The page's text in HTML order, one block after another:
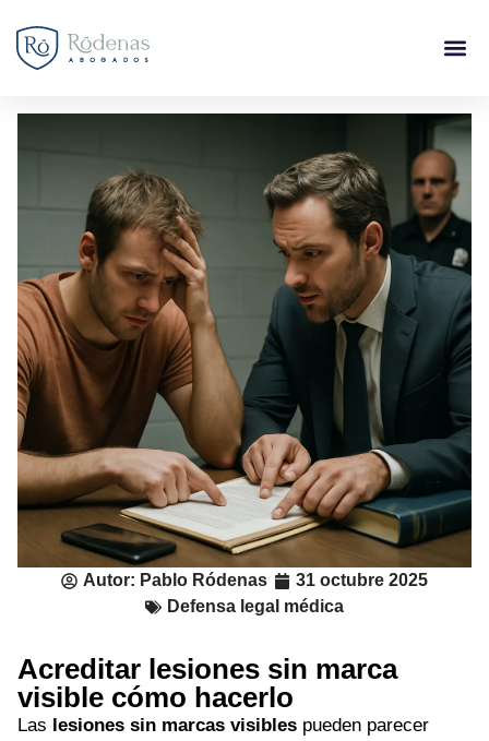
Autor: Pablo Ródenas
31 octubre 2025
Defensa legal médica
Acreditar lesiones sin marca
visible cómo hacerlo
Las lesiones sin marcas visibles pueden parecer